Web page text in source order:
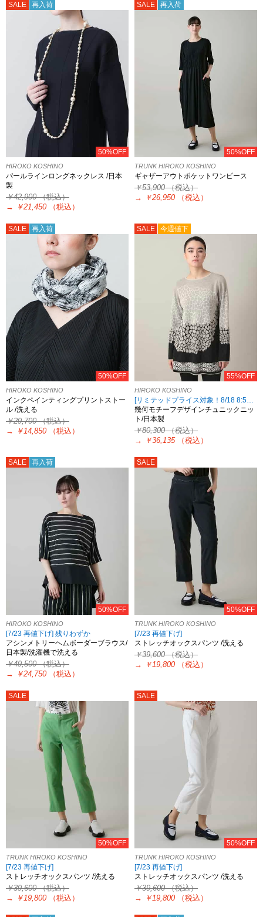
SALE 再入荷
50%OFF
HIROKO KOSHINO
パールラインロングネックレス /日本
製
￥42,900（税込）
→
￥21,450 （税込）
SALE 再入荷
50%OFF
TRUNK HIROKO KOSHINO
ギャザーアウトポケットワンピース
￥53,900（税込）
→
￥26,950 （税込）
SALE 再入荷
50%OFF
HIROKO KOSHINO
インクペインティングプリントストー
ル /洗える
￥29,700（税込）
→
￥14,850 （税込）
SALE 今週値下
55%OFF
HIROKO KOSHINO
[リミテッドプライス対象！8/18 8:59まで HIROKO KOSHINO限定]
幾何モチーフデザインチュニックニッ
ト/日本製
￥80,300（税込）
→
￥36,135 （税込）
SALE 再入荷
50%OFF
HIROKO KOSHINO
[7/23 再値下げ] 残りわずか
アシンメトリーヘムボーダーブラウス/
日本製/洗濯機で洗える
￥49,500（税込）
→
￥24,750 （税込）
SALE
50%OFF
TRUNK HIROKO KOSHINO
[7/23 再値下げ]
ストレッチオックスパンツ /洗える
￥39,600（税込）
→
￥19,800 （税込）
SALE
50%OFF
TRUNK HIROKO KOSHINO
[7/23 再値下げ]
ストレッチオックスパンツ /洗える
￥39,600（税込）
→
￥19,800 （税込）
SALE
50%OFF
TRUNK HIROKO KOSHINO
[7/23 再値下げ]
ストレッチオックスパンツ /洗える
￥39,600（税込）
→
￥19,800 （税込）